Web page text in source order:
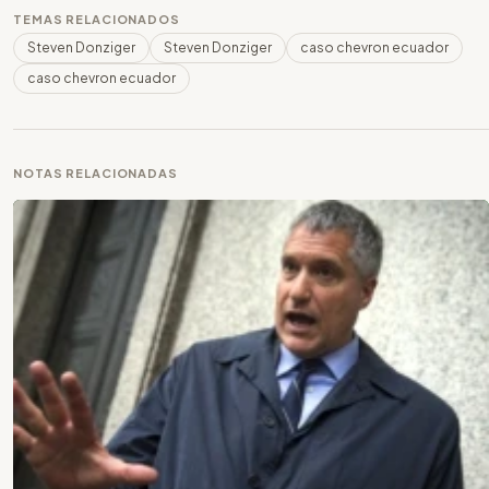
TEMAS RELACIONADOS
Steven Donziger Steven Donziger
caso chevron ecuador
caso chevron ecuador
NOTAS RELACIONADAS